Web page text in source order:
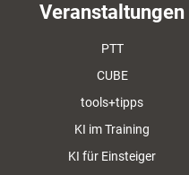
Veranstaltungen
PTT
CUBE
tools+tipps
KI im Training
KI für Einsteiger